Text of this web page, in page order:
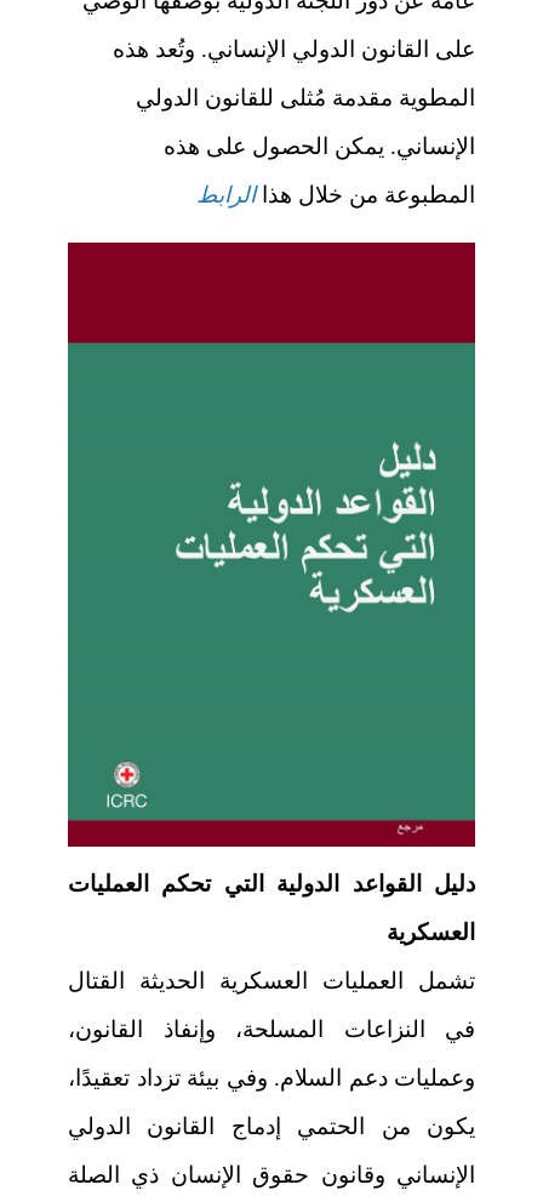
على القانون الدولي الإنساني. وتُعد هذه
المطوية مقدمة مُثلى للقانون الدولي
الإنساني. يمكن الحصول على هذه
المطبوعة من خلال هذاالرابط
دليل القواعد الدولية التي تحكم العمليات
العسكرية
تشمل العمليات العسكرية الحديثة القتال
في النزاعات المسلحة، وإنفاذ القانون،
وعمليات دعم السلام. وفي بيئة تزداد تعقيدًا،
يكون من الحتمي إدماج القانون الدولي
الإنساني وقانون حقوق الإنسان ذي الصلة